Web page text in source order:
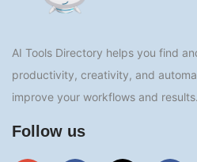
AI Tools Directory helps you find
productivity, creativity, and
improve your workflows and results.
Follow us